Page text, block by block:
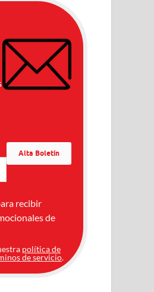
recibir
de
política de
de servicio.